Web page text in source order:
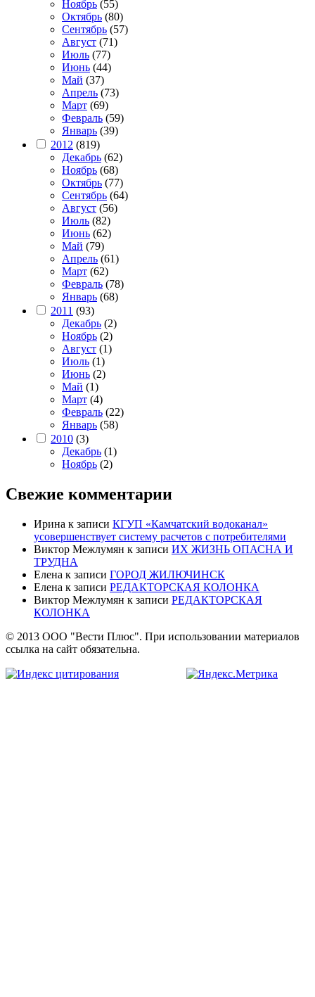
Ноябрь (55)
Октябрь (80)
Сентябрь (57)
Август (71)
Июль (77)
Июнь (44)
Май (37)
Апрель (73)
Март (69)
Февраль (59)
Январь (39)
2012 (819)
Декабрь (62)
Ноябрь (68)
Октябрь (77)
Сентябрь (64)
Август (56)
Июль (82)
Июнь (62)
Май (79)
Апрель (61)
Март (62)
Февраль (78)
Январь (68)
2011 (93)
Декабрь (2)
Ноябрь (2)
Август (1)
Июль (1)
Июнь (2)
Май (1)
Март (4)
Февраль (22)
Январь (58)
2010 (3)
Декабрь (1)
Ноябрь (2)
Свежие комментарии
Ирина к записи КГУП «Камчатский водоканал»
усовершенствует систему расчетов с потребителями
Виктор Межлумян к записи ИХ ЖИЗНЬ ОПАСНА И
ТРУДНА
Елена к записи ГОРОД ЖИЛЮЧИНСК
Елена к записи РЕДАКТОРСКАЯ КОЛОНКА
Виктор Межлумян к записи РЕДАКТОРСКАЯ
КОЛОНКА
© 2013 ООО "Вести Плюс". При использовании материалов
ссылка на сайт обязательна.